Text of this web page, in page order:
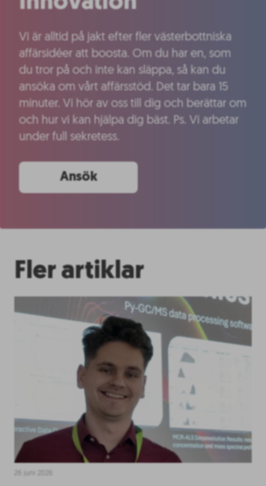
Vi är alltid på jakt efter fler västerbottniska
affärsidéer att boosta. Om du har en, som
du tror på och inte kan släppa, så kan du
ansöka om vårt affärsstöd. Det tar bara 15
minuter. Vi hör av oss till dig och berättar om
och hur vi kan hjälpa dig bäst. Ps. Vi arbetar
under full sekretess.
Ansök
Fler artiklar